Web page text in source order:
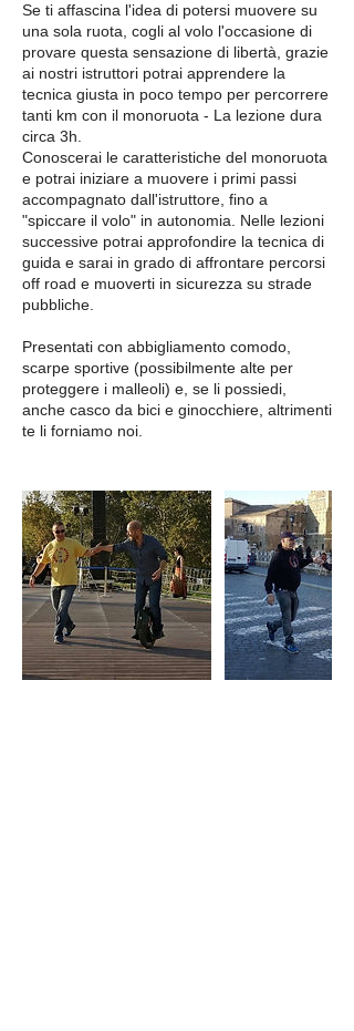
Se ti affascina l'idea di potersi muovere su
una sola ruota, cogli al volo l'occasione di
provare questa sensazione di libertà, grazie
ai nostri istruttori potrai apprendere la
tecnica giusta in poco tempo per percorrere
tanti km con il monoruota - La lezione dura
circa 3h.
Conoscerai le caratteristiche del monoruota
e potrai iniziare a muovere i primi passi
accompagnato dall'istruttore, fino a
"spiccare il volo" in autonomia. Nelle lezioni
successive potrai approfondire la tecnica di
guida e sarai in grado di affrontare percorsi
off road e muoverti in sicurezza su strade
pubbliche.
Presentati con abbigliamento comodo,
scarpe sportive (possibilmente alte per
proteggere i malleoli) e, se li possiedi,
anche casco da bici e ginocchiere, altrimenti
te li forniamo noi.